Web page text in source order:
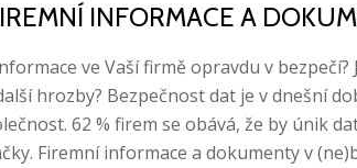
INFORMACE A
ve Vaší firmě opravdu v bezpečí?
hrozby? Bezpečnost dat je v dnešní
62 % firem se obává, že by únik
Firemní informace a dokumenty v